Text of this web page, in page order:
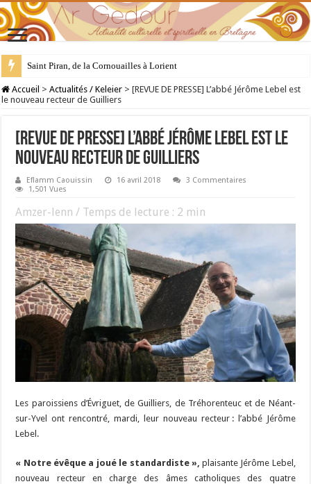
28 juillet : Saint Samson de Dol, père de la Bretagne chrétienne
Accueil > Actualités / Keleier > [REVUE DE PRESSE] L’abbé Jérôme Lebel est
le nouveau recteur de Guilliers
[REVUE DE PRESSE] L’abbé Jérôme Lebel est le
nouveau recteur de Guilliers
Eflamm Caouissin 16 avril 2018
3 Commentaires
1,501 Vues
Amzer-lenn / Temps de lecture : 2 min
Les paroissiens d’Évriguet, de Guilliers, de Tréhorenteuc et de Néant-
sur-Yvel ont rencontré, mardi, leur nouveau recteur : l’abbé Jérôme
Lebel.
« Notre évêque a joué le standardiste », plaisante Jérôme Lebel,
nouveau recteur en charge des âmes catholiques des quatre